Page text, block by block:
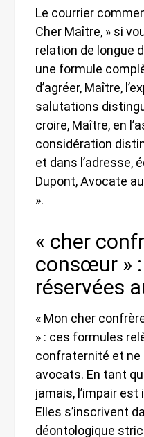
Le courrier
Cher Maître, » si
relation de longue
une formule
d’agréer, Maître,
salutations
croire, Maître, en
considération
et dans l’adresse,
Dupont, Avocate
».
« cher
consœur »
réservées
« Mon cher
» : ces formules
confraternité et ne
avocats. En tant
jamais, l’impair
Elles s’inscrivent
déontologique